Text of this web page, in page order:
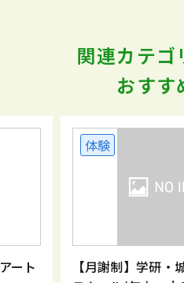
関連カテゴ
おすす
ート
体験
【月謝制】学研・